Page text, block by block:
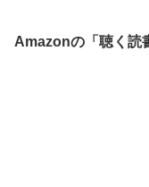
Amazonの「聴く読